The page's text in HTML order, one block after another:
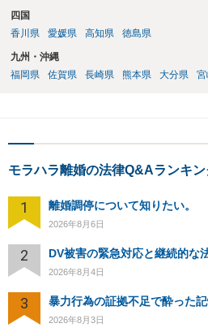
四国
香川県
愛媛県 高知県 徳島県
九州・沖縄
福岡県
佐賀県 長崎県 熊本県 大分県
モラハラ離婚の法律Q&Aランキン
1 離婚調停について知りたい。
2026年8月6日
2 DV被害の緊急対応と継続的な
2026年8月4日
3 暴力行為の証拠不足で酔った
2026年8月3日